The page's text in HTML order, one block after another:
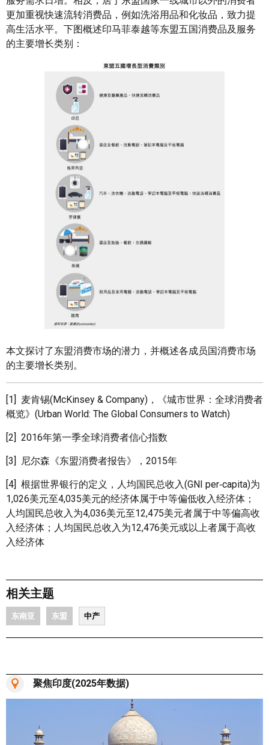
更加重视快速流转消费品，例如洗浴用品和化妆品，致力提
高生活水平。下图概述印马菲泰越等东盟五国消费品及服务
的主要增长类别：
本文探讨了东盟消费市场的潜力，并概述各成员国消费市场
的主要增长类别。
[1] 麦肯锡(McKinsey & Company)，《城市世界：全球消费者
概览》(Urban World: The Global Consumers to Watch)
[2] 2016年第一季全球消费者信心指数
[3] 尼尔森《东盟消费者报告》，2015年
[4] 根据世界银行的定义，人均国民总收入(GNI per‑capita)为
1,026美元至4,035美元的经济体属于中等偏低收入经济体；
人均国民总收入为4,036美元至12,475美元者属于中等偏高收
入经济体；人均国民总收入为12,476美元或以上者属于高收
入经济体
相关主题
东南亚 东盟 中产
聚焦印度(2025年数据)